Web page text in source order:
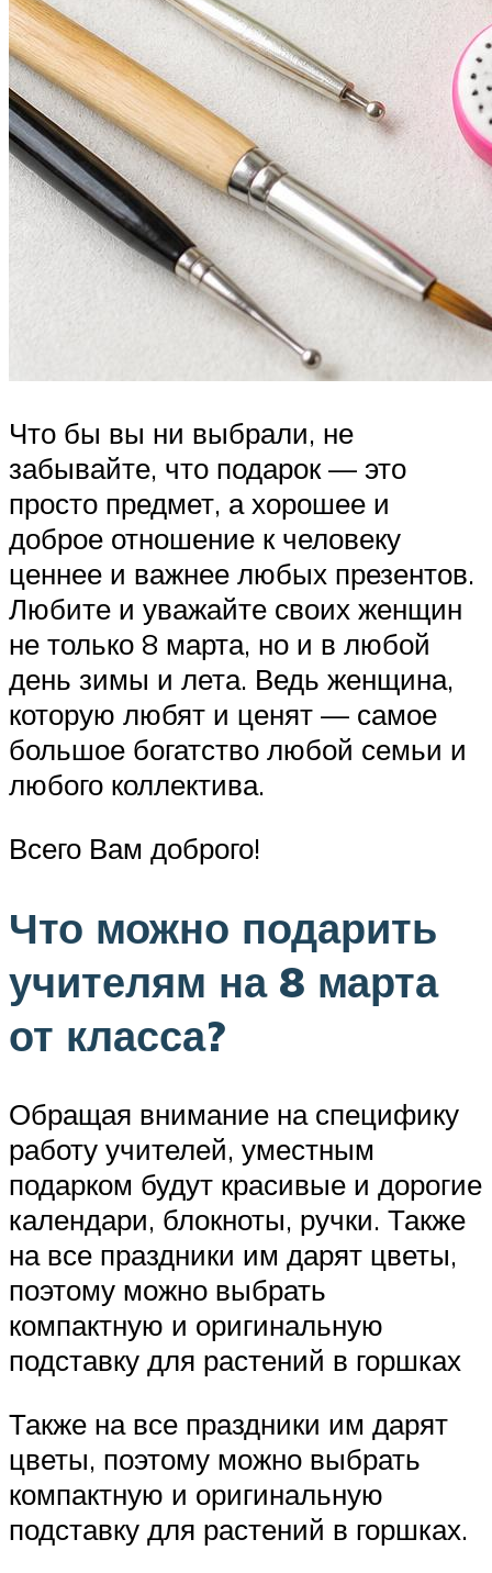
Что бы вы ни выбрали, не
забывайте, что подарок — это
просто предмет, а хорошее и
доброе отношение к человеку
ценнее и важнее любых презентов.
Любите и уважайте своих женщин
не только 8 марта, но и в любой
день зимы и лета. Ведь женщина,
которую любят и ценят — самое
большое богатство любой семьи и
любого коллектива.
Всего Вам доброго!
Что можно подарить
учителям на 8 марта
от класса?
Обращая внимание на специфику
работу учителей, уместным
подарком будут красивые и дорогие
календари, блокноты, ручки. Также
на все праздники им дарят цветы,
поэтому можно выбрать
компактную и оригинальную
подставку для растений в горшках
Также на все праздники им дарят
цветы, поэтому можно выбрать
компактную и оригинальную
подставку для растений в горшках.